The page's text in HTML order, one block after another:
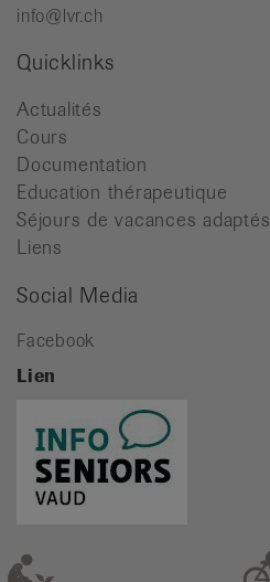
info@lvr.ch
Quicklinks
Actualités
Cours
Documentation
Education thérapeutique
Séjours de vacances adaptés
Liens
Social Media
Facebook
Lien